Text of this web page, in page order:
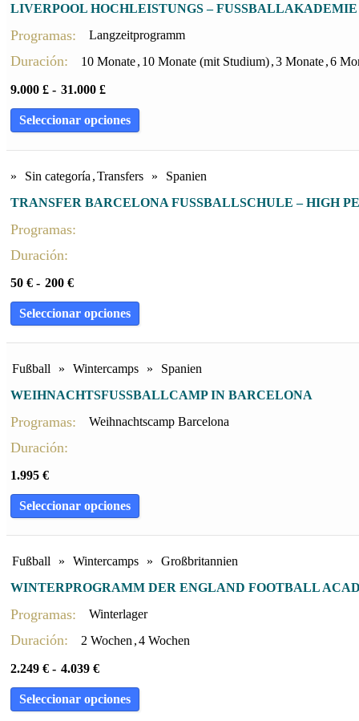
LIVERPOOL HOCHLEISTUNGS – FUSSBALLAKADEMIE
Programas: Langzeitprogramm
Duración: 10 Monate , 10 Monate (mit Studium) ,3 Monate ,6
9.000 £ - 31.000 £
Seleccionar opciones
» Sin categoría ,Transfers »
Spanien
TRANSFER BARCELONA FUSSBALLSCHULE – HIGH
Programas:
Duración:
50 € - 200 €
Seleccionar opciones
Fußball » Wintercamps »
Spanien
WEIHNACHTSFUSSBALLCAMP IN BARCELONA
Programas: Weihnachtscamp Barcelona
Duración:
1.995 €
Seleccionar opciones
Fußball » Wintercamps »
Großbritannien
WINTERPROGRAMM DER ENGLAND FOOTBALL
Programas: Winterlager
Duración: 2 Wochen ,4 Wochen
2.249 € - 4.039 €
Seleccionar opciones